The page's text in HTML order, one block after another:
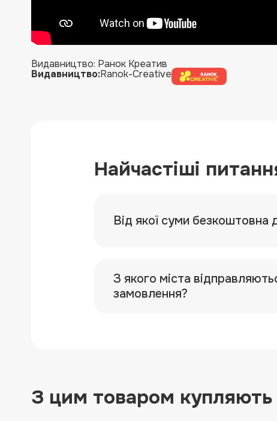
Видавництво: Ранок Креатив
Видавництво:Ranok-Creative
Найчастіші
Від якої суми безкоштовна
З якого міста
замовлення?
З цим товаром купляють